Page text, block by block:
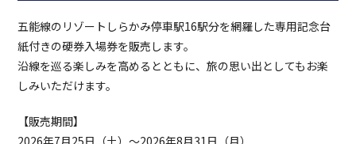
五能線のリゾートしらかみ停車駅16駅分を網羅した専用記念台
紙付きの硬券入場券を販売します。
沿線を巡る楽しみを高めるとともに、旅の思い出としてもお楽
しみいただけます。
【販売期間】